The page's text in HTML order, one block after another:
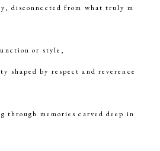
disconnected from what truly m
or style,
shaped by respect and reverence
through memories carved deep in